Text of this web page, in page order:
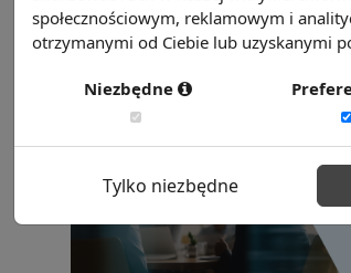
Chcesz wiedzieć więcej?
społecznościowym, reklamowym i
otrzymanymi od Ciebie lub uzyskanymi
Niezbędne
Tylko niezbędne